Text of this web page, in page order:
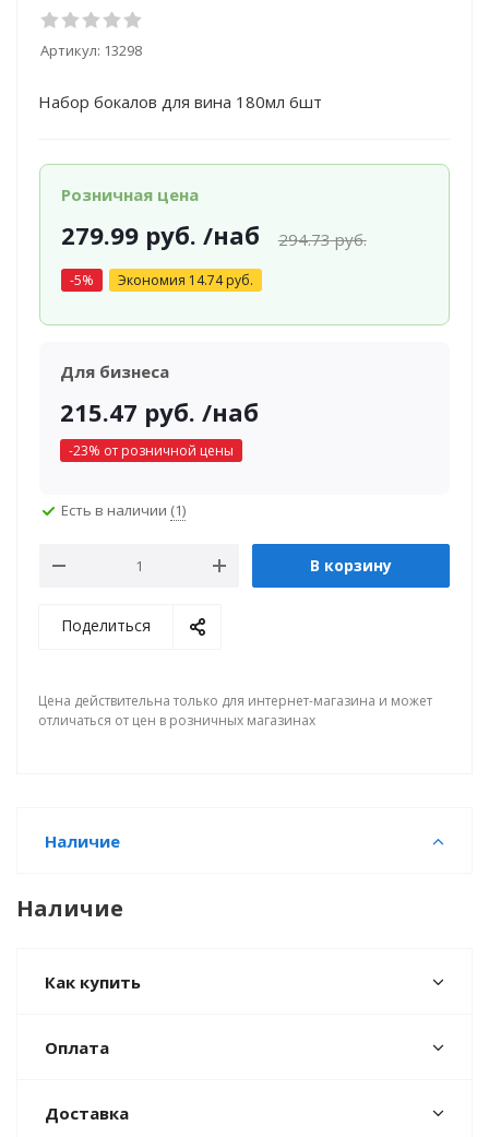
Артикул: 13298
Набор бокалов для вина 180мл 6шт
Розничная цена
279.99руб. /наб 294.73руб.
-5% Экономия 14.74руб.
Для бизнеса
215.47 руб. /наб
-23% от розничной цены
Есть в наличии (1)
В корзину
Поделиться
Цена действительна только для интернет-магазина и может
отличаться от цен в розничных магазинах
Наличие
Наличие
Как купить
Оплата
Доставка